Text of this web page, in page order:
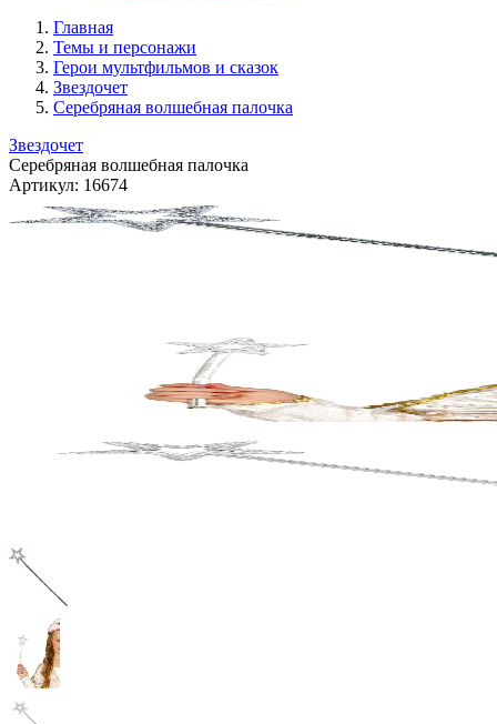
Главная
Темы и персонажи
Герои мультфильмов и сказок
Звездочет
Серебряная волшебная палочка
Звездочет
Серебряная волшебная палочка
Артикул: 16674